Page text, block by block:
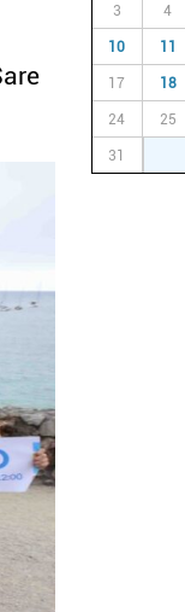
3 4
10 11
17 18
24 25
31